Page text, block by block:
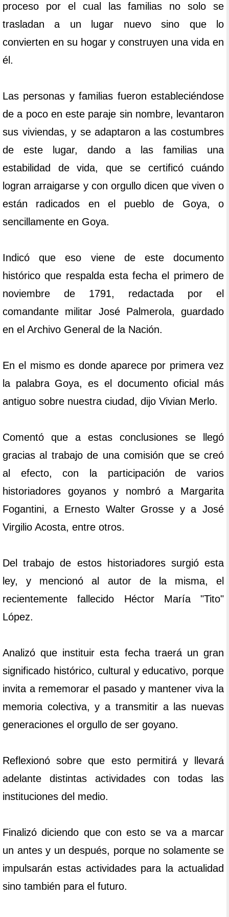
proceso por el cual las familias no solo se
trasladan a un lugar nuevo sino que lo
convierten en su hogar y construyen una vida en
él.
Las personas y familias fueron estableciéndose
de a poco en este paraje sin nombre, levantaron
sus viviendas, y se adaptaron a las costumbres
de este lugar, dando a las familias una
estabilidad de vida, que se certificó cuándo
logran arraigarse y con orgullo dicen que viven o
están radicados en el pueblo de Goya, o
sencillamente en Goya.
Indicó que eso viene de este documento
histórico que respalda esta fecha el primero de
noviembre de 1791, redactada por el
comandante militar José Palmerola, guardado
en el Archivo General de la Nación.
En el mismo es donde aparece por primera vez
la palabra Goya, es el documento oficial más
antiguo sobre nuestra ciudad, dijo Vivian Merlo.
Comentó que a estas conclusiones se llegó
gracias al trabajo de una comisión que se creó
al efecto, con la participación de varios
historiadores goyanos y nombró a Margarita
Fogantini, a Ernesto Walter Grosse y a José
Virgilio Acosta, entre otros.
Del trabajo de estos historiadores surgió esta
ley, y mencionó al autor de la misma, el
recientemente fallecido Héctor María "Tito"
López.
Analizó que instituir esta fecha traerá un gran
significado histórico, cultural y educativo, porque
invita a rememorar el pasado y mantener viva la
memoria colectiva, y a transmitir a las nuevas
generaciones el orgullo de ser goyano.
Reflexionó sobre que esto permitirá y llevará
adelante distintas actividades con todas las
instituciones del medio.
Finalizó diciendo que con esto se va a marcar
un antes y un después, porque no solamente se
impulsarán estas actividades para la actualidad
sino también para el futuro.